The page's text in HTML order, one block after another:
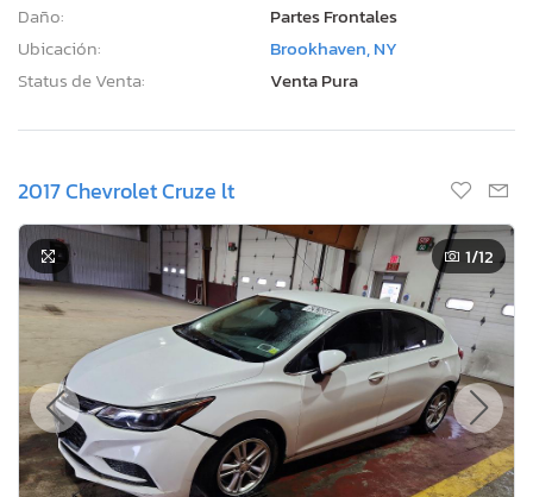
Daño:
Partes Frontales
Ubicación:
Brookhaven, NY
Status de Venta:
Venta Pura
2017 Chevrolet Cruze lt
1/12